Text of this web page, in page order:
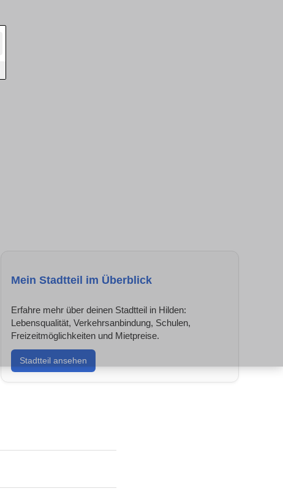
Mein Stadtteil im Überblick
Erfahre mehr über deinen Stadtteil in Hilden:
Lebensqualität, Verkehrsanbindung, Schulen,
Freizeitmöglichkeiten und Mietpreise.
Stadtteil ansehen